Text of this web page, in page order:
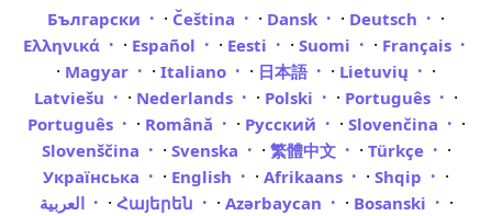
Български · Čeština · Dansk · Deutsch ·
Ελληνικά · Español · Eesti · Suomi · Français
· Magyar · Italiano · 日本語 · Lietuvių ·
Latviešu · Nederlands · Polski · Português ·
Português · Română · Русский · Slovenčina ·
Slovenščina · Svenska · 繁體中文 · Türkçe ·
Українська · English · Afrikaans · Shqip ·
العربية · Հայերեն · Azərbaycan · Bosanski ·